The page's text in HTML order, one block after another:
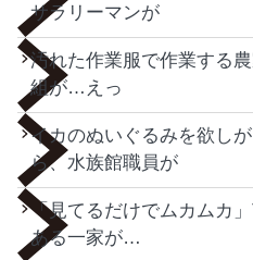
サラリーマンが
汚れた作業服で作業する
組が…えっ
イカのぬいぐるみを欲し
ら、水族館職員が
「見てるだけでムカムカ
ある一家が…